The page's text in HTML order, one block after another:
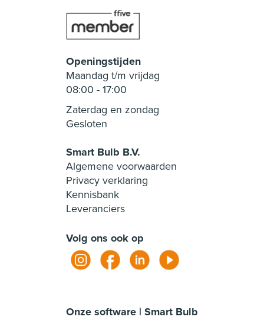
Openingstijden
Maandag t/m vrijdag
08:00 -17:00
Zaterdag en zondag
Gesloten
Smart Bulb B.V.
Algemene voorwaarden
Privacy verklaring
Kennisbank
Leveranciers
Volg ons ook op
Onze software | Smart Bulb